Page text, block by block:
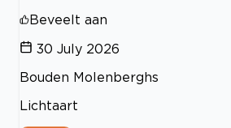
Beveelt aan
30 July 2026
Bouden Molenberghs
Lichtaart